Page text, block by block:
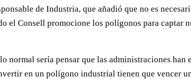
de Industria, que añadió que no es
el Consell promocione los polígonos para captar
normal sería pensar que las administraciones han
en un polígono industrial tienen que vencer